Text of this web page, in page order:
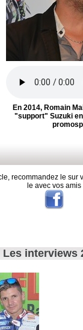
En 2014, Romain
"support" Suzuki
recommandez le sur
le avec vos amis
Les interviews